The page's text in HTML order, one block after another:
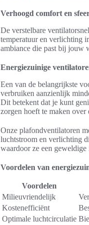
Verhoogd comfort en
De verstelbare
temperatuur en verlichting
ambiance die past bij jouw
Energiezuinige
Een van de belangrijkste
verbruiken aanzienlijk
Dit betekent dat je kunt
zorgen hoeft te maken over
Onze plafondventilatoren
luchtstroom en verlichting
waardoor ze een
Voordelen van
Voordelen
Milieuvriendelijk
Kostenefficiënt
Optimale luchtcirculatie